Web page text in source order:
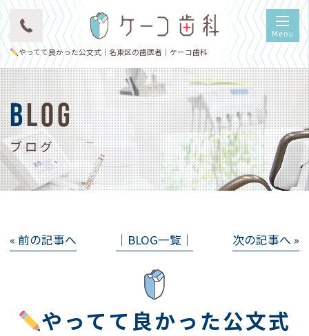
やってて良かった公文式｜名東区の歯医者｜ケーコ歯科
BLOG
ブログ
« 前の記事へ │BLOG一覧│ 次の記事へ »
やってて良かった公文式